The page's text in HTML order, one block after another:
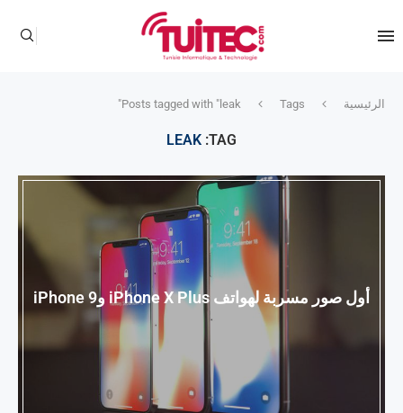
الرئيسية Tags
Posts tagged with "leak"
TAG:
LEAK
أول صور مسربة لهواتف iPhone X Plus وiPhone 9